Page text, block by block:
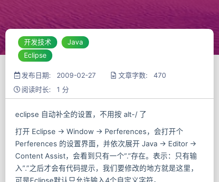
开发技术
Java
Eclipse
发布日期: 2009-02-27
文章字数: 470
阅读时长: 1 分
eclipse 自动补全的设置，不用按 alt-/ 了
打开 Eclipse -> Window -> Perferences，会打开个
Perferences 的设置界面，并依次展开 Java -> Editor ->
Content Assist，会看到只有一个”.”存在。表示：只有输
入”.”之后才会有代码提示，我们要修改的地方就是这里，